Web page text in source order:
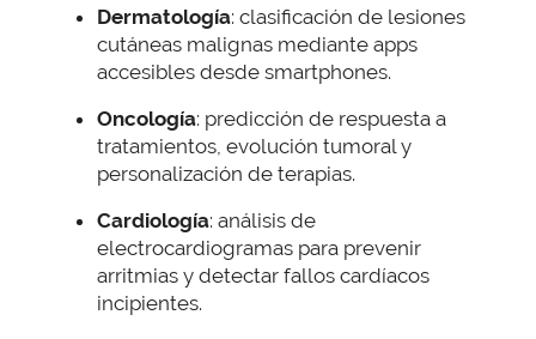
Dermatología: clasificación de lesiones
cutáneas malignas mediante apps
accesibles desde smartphones.
Oncología: predicción de respuesta a
tratamientos, evolución tumoral y
personalización de terapias.
Cardiología: análisis de
electrocardiogramas para prevenir
arritmias y detectar fallos cardíacos
incipientes.